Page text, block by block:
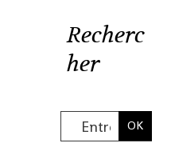
Recherc
her